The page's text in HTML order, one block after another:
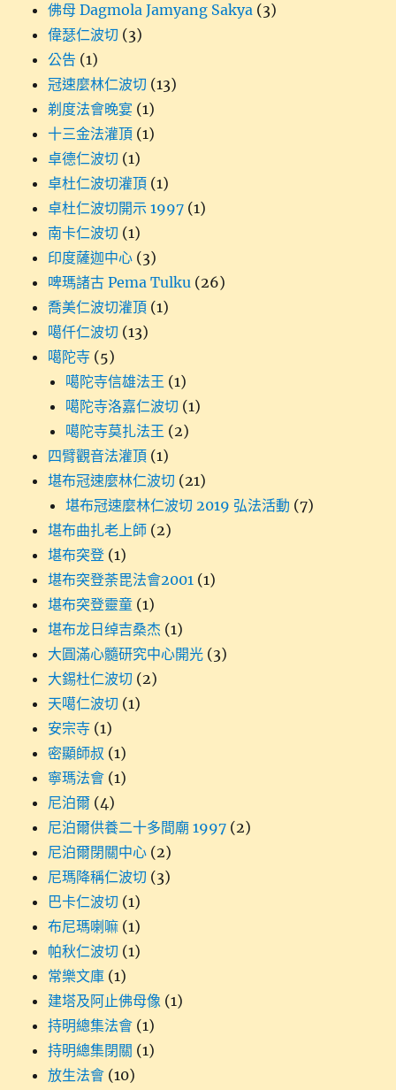
佛母 Dagmola Jamyang Sakya (3)
偉瑟仁波切 (3)
公告 (1)
冠速麼林仁波切 (13)
剃度法會晚宴 (1)
十三金法灌頂 (1)
卓德仁波切 (1)
卓杜仁波切灌頂 (1)
卓杜仁波切開示 1997 (1)
南卡仁波切 (1)
印度薩迦中心 (3)
啤瑪諸古 Pema Tulku (26)
喬美仁波切灌頂 (1)
噶仟仁波切 (13)
噶陀寺 (5)
噶陀寺信雄法王 (1)
噶陀寺洛嘉仁波切 (1)
噶陀寺莫扎法王 (2)
四臂觀音法灌頂 (1)
堪布冠速麼林仁波切 (21)
堪布冠速麼林仁波切 2019 弘法活動 (7)
堪布曲扎老上師 (2)
堪布突登 (1)
堪布突登荼毘法會2001 (1)
堪布突登靈童 (1)
堪布龙日绰吉桑杰 (1)
大圓滿心髓研究中心開光 (3)
大錫杜仁波切 (2)
天噶仁波切 (1)
安宗寺 (1)
密顯師叔 (1)
寧瑪法會 (1)
尼泊爾 (4)
尼泊爾供養二十多間廟 1997 (2)
尼泊爾閉關中心 (2)
尼瑪降稱仁波切 (3)
巴卡仁波切 (1)
布尼瑪喇嘛 (1)
帕秋仁波切 (1)
常樂文庫 (1)
建塔及阿止佛母像 (1)
持明總集法會 (1)
持明總集閉關 (1)
放生法會 (10)